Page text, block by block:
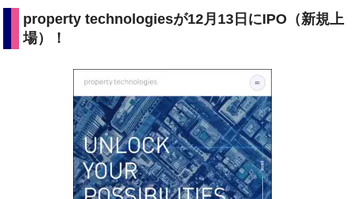
property technologiesが12月13日にIPO（新規上
場）！